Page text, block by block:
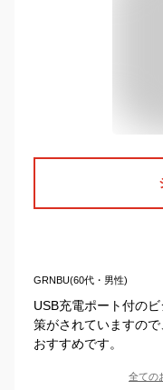
GRNBU(60代・男性)
USB充電ポート付の
策がされていますの
おすすめです。
全ての